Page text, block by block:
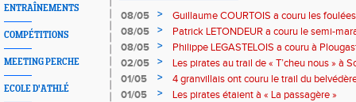
ENTRAÎNEMENTS
COMPÉTITIONS
MEETING PERCHE
ECOLE D'ATHLÉ
08/05 >
Guillaume COURTOIS a couru les
08/05
>
Patrick LETONDEUR a couru le semi-
du faist
08/05 >
Philippe LEGASTELOIS a couru à
02/05
>
Les pirates au trail de « T’cheu nous » à
01/05
>
4 granvillais ont couru le trail du
01/05
>
Les pirates étaient à « La passagère »